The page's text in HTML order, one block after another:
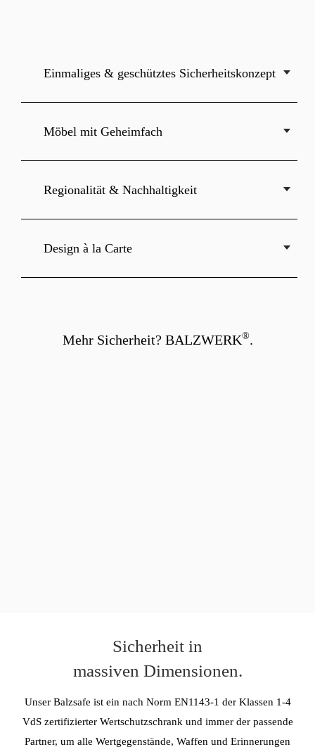
Einmaliges & geschütztes Sicherheitskonzept
Möbel mit Geheimfach
Regionalität & Nachhaltigkeit
Design à la Carte
Mehr Sicherheit? BALZWERK®
Sicherheit in
massiven Dimensionen.
Unser Balzsafe ist ein nach Norm EN1143-1 der Klassen 1-4
VdS zertifizierter Wertschutzschrank und immer der passende
Partner, um alle Wertgegenstände, Waffen und Erinnerungen